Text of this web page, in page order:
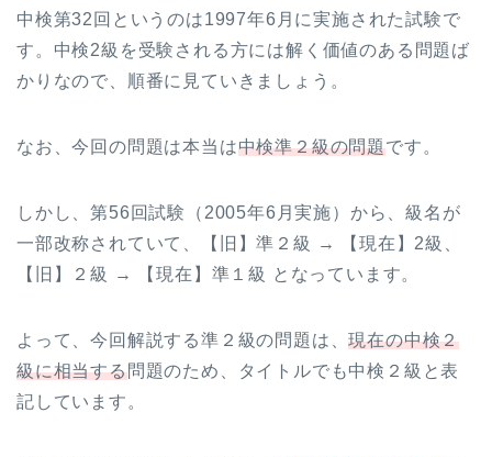
中検第32回というのは1997年6月に実施された試験で
す。中検2級を受験される方には解く価値のある問題ば
かりなので、順番に見ていきましょう。
なお、今回の問題は本当は中検準２級の問題です。
しかし、第56回試験（2005年6月実施）から、級名が
一部改称されていて、【旧】準２級 → 【現在】2級、
【旧】２級 → 【現在】準１級 となっています。
よって、今回解説する準２級の問題は、現在の中検２
級に相当する問題のため、タイトルでも中検２級と表
記しています。